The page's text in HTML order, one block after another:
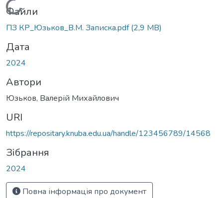
Вантажиться...
Файли
ПЗ КР_Юзьков_В.М. Записка.pdf(2,9 MB)
Дата
2024
Автори
Юзьков, Валерій Михайлович
URI
https://repositary.knuba.edu.ua/handle/123456789/14568
Зібрання
2024
Повна інформація про документ